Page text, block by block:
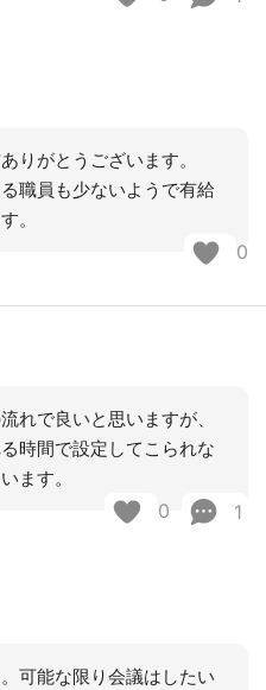
りがとうございます。
職員も少ないようで有給
。
0
れで良いと思いますが、
時間で設定してこられな
ます。
0 1
可能な限り会議はしたい